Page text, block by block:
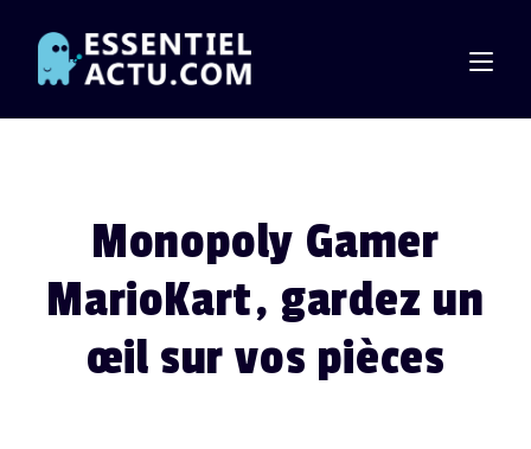
content
Monopoly Gamer
MarioKart, gardez un
œil sur vos pièces